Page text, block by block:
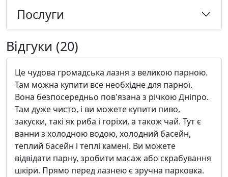
Послуги
Відгуки (20)
Це чудова громадська лазня з великою парною.
Там можна купити все необхідне для парної.
Вона безпосередньо пов'язана з річкою Дніпро.
Там дуже чисто, і ви можете купити пиво,
закуски, такі як риба і горіхи, а також чай. Тут є
ванни з холодною водою, холодний басейн,
теплий басейн і теплі камені. Ви можете
відвідати парну, зробити масаж або скрабування
шкіри. Прямо перед лазнею є зручна парковка.